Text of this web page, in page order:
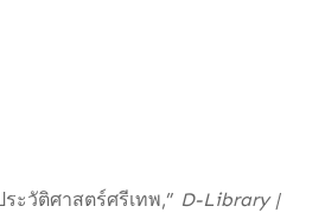
ะวัติศาสตร์ศรีเทพ,” D-Library |